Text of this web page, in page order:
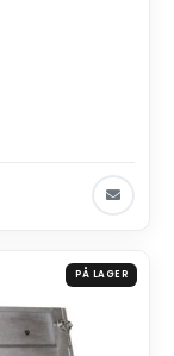
PÅ LAGER